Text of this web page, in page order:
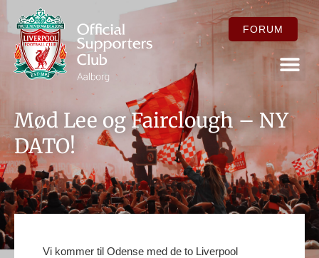
FORUM
Mød Lee og Fairclough – NY
DATO!
Vi kommer til Odense med de to Liverpool